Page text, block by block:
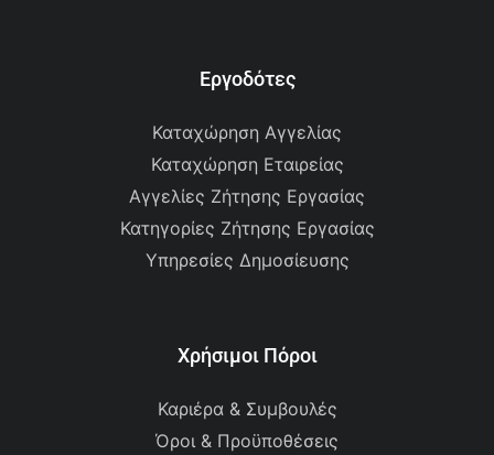
Εργοδότες
Καταχώρηση Αγγελίας
Καταχώρηση Εταιρείας
Αγγελίες Ζήτησης Εργασίας
Κατηγορίες Ζήτησης Εργασίας
Υπηρεσίες Δημοσίευσης
Χρήσιμοι Πόροι
Καριέρα & Συμβουλές
Όροι & Προϋποθέσεις